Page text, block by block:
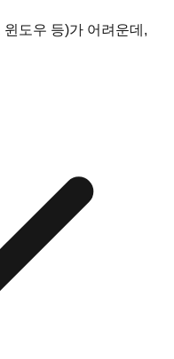
도우 등)가 어려운데,